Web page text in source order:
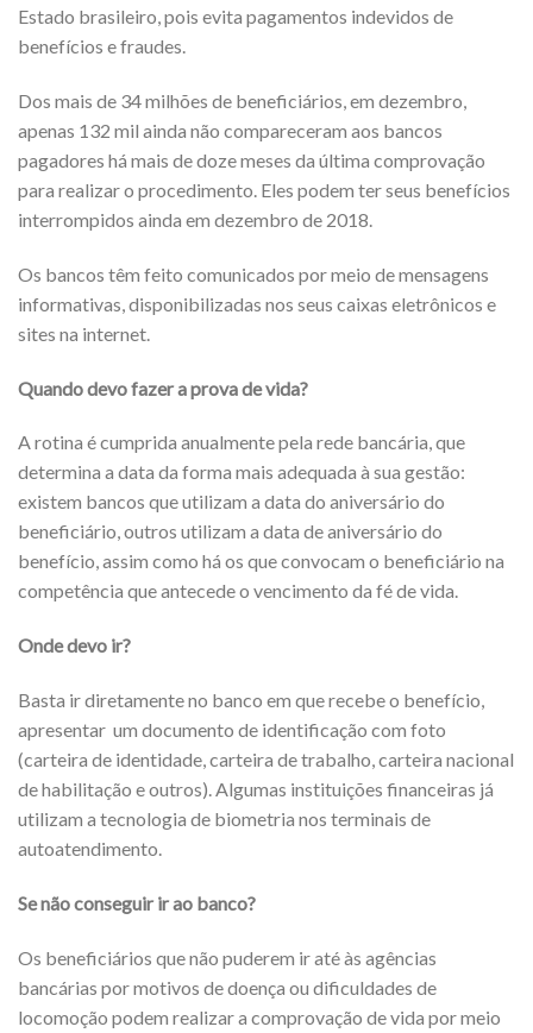
Estado brasileiro, pois evita pagamentos indevidos de
benefícios e fraudes.
Dos mais de 34 milhões de beneficiários, em dezembro,
apenas 132 mil ainda não compareceram aos bancos
pagadores há mais de doze meses da última comprovação
para realizar o procedimento. Eles podem ter seus benefícios
interrompidos ainda em dezembro de 2018.
Os bancos têm feito comunicados por meio de mensagens
informativas, disponibilizadas nos seus caixas eletrônicos e
sites na internet.
Quando devo fazer a prova de vida?
A rotina é cumprida anualmente pela rede bancária, que
determina a data da forma mais adequada à sua gestão:
existem bancos que utilizam a data do aniversário do
beneficiário, outros utilizam a data de aniversário do
benefício, assim como há os que convocam o beneficiário na
competência que antecede o vencimento da fé de vida.
Onde devo ir?
Basta ir diretamente no banco em que recebe o benefício,
apresentar um documento de identificação com foto
(carteira de identidade, carteira de trabalho, carteira nacional
de habilitação e outros). Algumas instituições financeiras já
utilizam a tecnologia de biometria nos terminais de
autoatendimento.
Se não conseguir ir ao banco?
Os beneficiários que não puderem ir até às agências
bancárias por motivos de doença ou dificuldades de
locomoção podem realizar a comprovação de vida por meio